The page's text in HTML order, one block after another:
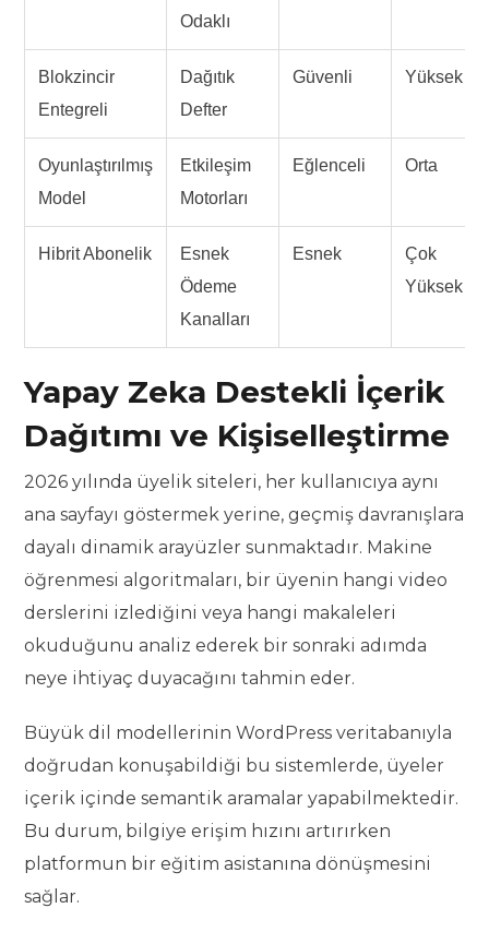
Odaklı
Blokzincir
Entegreli
Dağıtık
Defter
Güvenli Yüksek
Oyunlaştırılmış
Model
Etkileşim
Motorları
Eğlenceli Orta
Hibrit Abonelik
Esnek
Ödeme
Kanalları
Esnek
Çok
Yüksek
Yapay Zeka Destekli İçerik
Dağıtımı ve Kişiselleştirme
2026 yılında üyelik siteleri, her kullanıcıya aynı
ana sayfayı göstermek yerine, geçmiş davranışlara
dayalı dinamik arayüzler sunmaktadır. Makine
öğrenmesi algoritmaları, bir üyenin hangi video
derslerini izlediğini veya hangi makaleleri
okuduğunu analiz ederek bir sonraki adımda
neye ihtiyaç duyacağını tahmin eder.
Büyük dil modellerinin WordPress veritabanıyla
doğrudan konuşabildiği bu sistemlerde, üyeler
içerik içinde semantik aramalar yapabilmektedir.
Bu durum, bilgiye erişim hızını artırırken
platformun bir eğitim asistanına dönüşmesini
sağlar.